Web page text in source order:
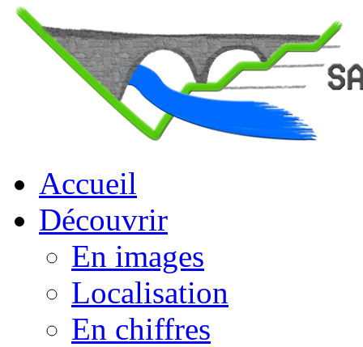
Accueil
Découvrir
En images
Localisation
En chiffres